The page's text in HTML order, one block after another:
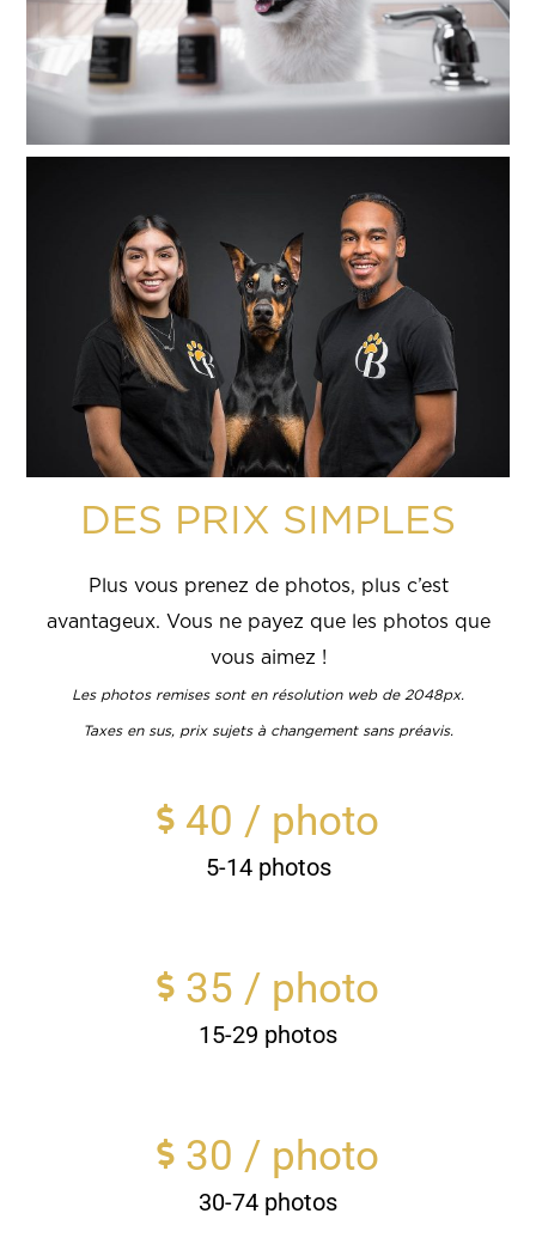
DES PRIX SIMPLES
Plus vous prenez de photos, plus c’est
avantageux. Vous ne payez que les photos que
vous aimez !
Les photos remises sont en résolution web de 2048px.
Taxes en sus, prix sujets à changement sans préavis.
40 / photo
5-14 photos
35 / photo
15-29 photos
30 / photo
30-74 photos